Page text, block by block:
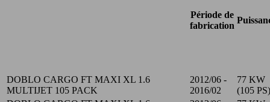
Période de
fabrication
DOBLO CARGO FT MAXI XL 1.6
MULTIJET 105 PACK
2012/06 -
2016/02
77 KW
(105 PS)